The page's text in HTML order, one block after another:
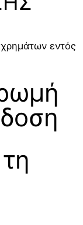
εντός